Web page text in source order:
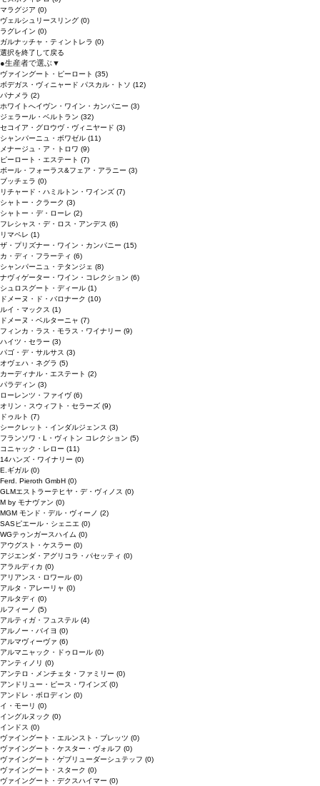
マラグジア (0)
ヴェルシュリースリング (0)
ラグレイン (0)
ガルナッチャ・ティントレラ (0)
選択を終了して戻る
●生産者で選ぶ▼
ヴァイングート・ピーロート (35)
ボデガス・ヴィニャード パスカル・トソ (12)
パナメラ (2)
ホワイトへイヴン・ワイン・カンパニー (3)
ジェラール・ベルトラン (32)
セコイア・グロウヴ・ヴィニヤード (3)
シャンパーニュ・ボワゼル (11)
メナージュ・ア・トロワ (9)
ピーロート・エステート (7)
ボール・フォーラス&フェア・アラニー (3)
ブッチェラ (0)
リチャード・ハミルトン・ワインズ (7)
シャトー・クラーク (3)
シャトー・デ・ローレ (2)
フレシャス・デ・ロス・アンデス (6)
リマペレ (1)
ザ・プリズナー・ワイン・カンパニー (15)
カ・ディ・フラーティ (6)
シャンパーニュ・テタンジェ (8)
ナヴィゲーター・ワイン・コレクション (6)
シュロスグート・ディール (1)
ドメーヌ・ド・バロナーク (10)
ルイ・マックス (1)
ドメーヌ・ベルターニャ (7)
フィンカ・ラス・モラス・ワイナリー (9)
ハイツ・セラー (3)
パゴ・デ・サルサス (3)
オヴェハ・ネグラ (5)
カーディナル・エステート (2)
パラディン (3)
ローレンツ・ファイヴ(6)
オリン・スウィフト・セラーズ (9)
ドゥルト (7)
シークレット・インダルジェンス (3)
フランソワ・L・ヴィトン コレクション (5)
コニャック・レロー (11)
14ハンズ・ワイナリー (0)
E.ギガル (0)
Ferd. Pieroth GmbH (0)
GLMエストラーテヒヤ・デ・ヴィノス (0)
M by モナヴァン (0)
MGM モンド・デル・ヴィーノ (2)
SASピエール・シェニエ (0)
WGテゥンガースハイム (0)
アウグスト・ケスラー (0)
アジエンダ・アグリコラ・パセッティ (0)
アラルディカ (0)
アリアンス・ロワール (0)
アルタ・アレーリャ (0)
アルタディ (0)
ルフィーノ (5)
アルティガ・フュステル (4)
アルノー・バイヨ (0)
アルマヴィーヴァ (6)
アルマニャック・ドゥロール (0)
アンティノリ (0)
アンテロ・メンチェタ・ファミリー (0)
アンドリュー・ピース・ワインズ (0)
アンドレ・ボロディン (0)
イ・モーリ (0)
イングルヌック (0)
インドス (0)
ヴァイングート・エルンスト・ブレッツ (0)
ヴァイングート・ケスター・ヴォルフ (0)
ヴァイングート・ゲブリューダーシュテッフ (0)
ヴァイングート・スターク (0)
ヴァイングート・デクスハイマー (0)